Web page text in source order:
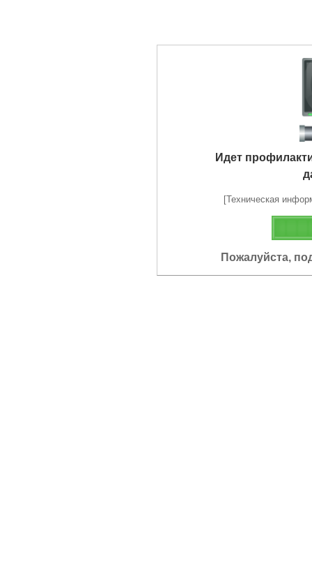
Идет
[Техническая
Пожалуйста,